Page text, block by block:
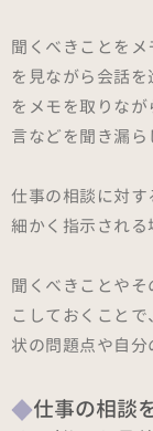
聞くべきことを
を見ながら会話
をメモを取りな
言などを聞き漏ら
仕事の相談に対
細かく指示される
聞くべきことや
こしておくこと
状の問題点や自分
仕事の相談